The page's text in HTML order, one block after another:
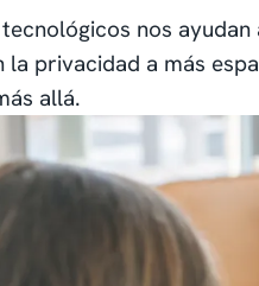
nos ayudan
privacidad a más
allá.